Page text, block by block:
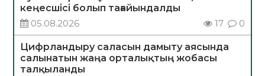
кеңесшісі болып тағайындалды
05.08.2026
17 0
Цифрландыру саласын дамыту аясында
салынатын жаңа орталықтың жобасы
талқыланды